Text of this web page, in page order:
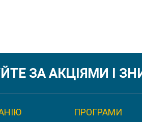
ЗА АКЦІЯМИ І
ПРОГРАМИ